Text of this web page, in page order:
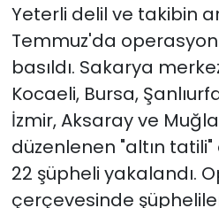
Yeterli delil ve takibin
Temmuz'da
basıldı. Sakarya
Kocaeli, Bursa,
İzmir, Aksaray ve
düzenlenen "altın
22 şüpheli yakalandı.
çerçevesinde